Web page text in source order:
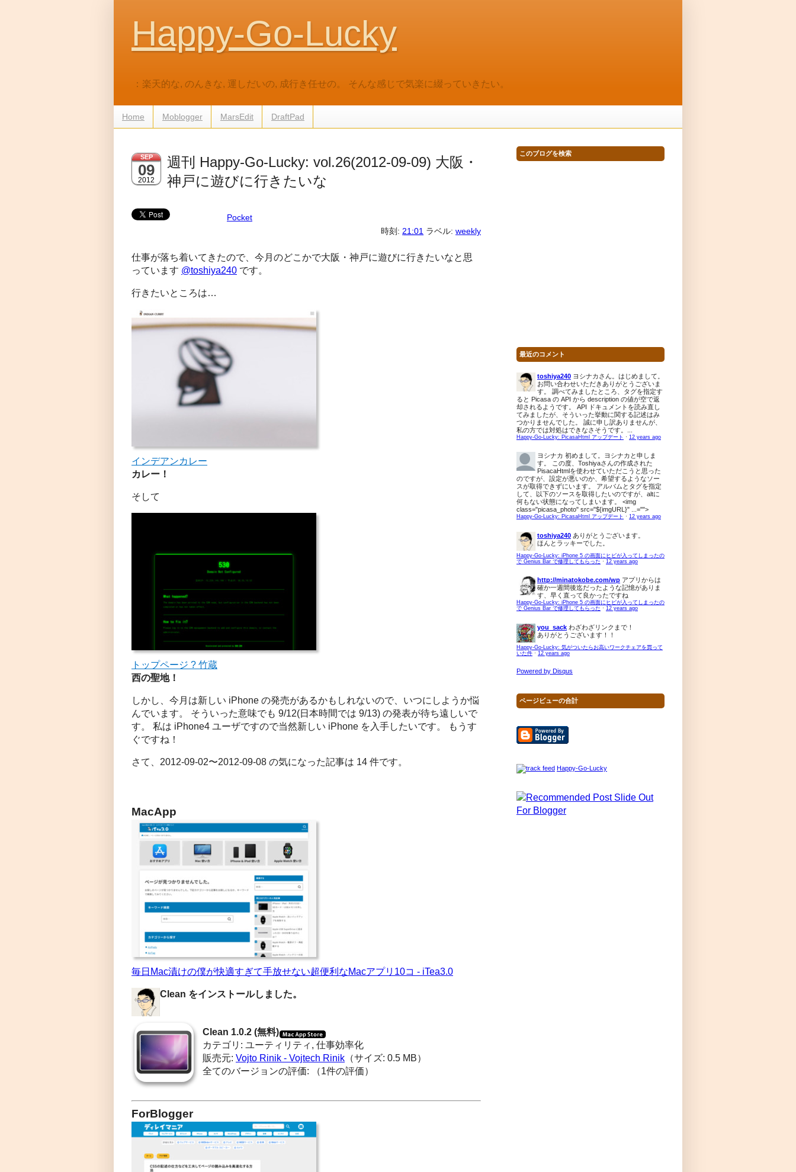
Happy-Go-Lucky
：楽天的な, のんきな, 運しだいの, 成行き任せの。 そんな感じで気楽に綴っていきたい。
Home Moblogger MarsEdit DraftPad
SEP
09
2012
週刊 Happy-Go-Lucky: vol.26(2012-09-09) 大阪・
神戸に遊びに行きたいな
Pocket
時刻: 21:01 ラベル: weekly
仕事が落ち着いてきたので、今月のどこかで大阪・神戸に遊びに行きたいなと思
っています @toshiya240 です。
行きたいところは…
インデアンカレー
カレー！
そして
トップページ ? 竹蔵
西の聖地！
しかし、今月は新しい iPhone の発売があるかもしれないので、いつにしようか悩
んでいます。 そういった意味でも 9/12(日本時間では 9/13) の発表が待ち遠しいで
す。 私は iPhone4 ユーザですので当然新しい iPhone を入手したいです。 もうす
ぐですね！
さて、2012-09-02〜2012-09-08 の気になった記事は 14 件です。
MacApp
毎日Mac漬けの僕が快適すぎて手放せない超便利なMacアプリ10コ - iTea3.0
Clean をインストールしました。
Clean 1.0.2 (無料)
カテゴリ: ユーティリティ, 仕事効率化
販売元: Vojto Rinik - Vojtech Rinik （サイズ: 0.5 MB）
全てのバージョンの評価:
（1件の評価）
ForBlogger
このブログを検索
最近のコメント
toshiya240 ヨシナカさん。はじめまして。
お問い合わせいただきありがとうございま
す。 調べてみましたところ、タグを指定す
ると Picasa の API から description の値が空で返
却されるようです。 API ドキュメントを読み直し
てみましたが、そういった挙動に関する記述はみ
つかりませんでした。 誠に申し訳ありませんが、
私の方では対処はできなさそうです。...
Happy-Go-Lucky: PicasaHtml アップデート · 12 years ago
ヨシナカ 初めまして。ヨシナカと申しま
す。 この度、Toshiyaさんの作成された
PisacaHtmlを使わせていただこうと思った
のですが、設定が悪いのか、希望するようなソー
スが取得できずにいます。 アルバムとタグを指定
して、以下のソースを取得したいのですが、altに
何もない状態になってしまいます。 <img
class="picasa_photo" src="${imgURL}" ...="">
Happy-Go-Lucky: PicasaHtml アップデート · 12 years ago
toshiya240 ありがとうございます。
ほんとラッキーでした。
Happy-Go-Lucky: iPhone 5 の画面にヒビが入ってしまったの
で Genius Bar で修理してもらった · 12 years ago
http://minatokobe.com/wp アプリからは
確か一週間後迄だったような記憶がありま
す、早く直って良かったですね
Happy-Go-Lucky: iPhone 5 の画面にヒビが入ってしまったの
で Genius Bar で修理してもらった · 12 years ago
you_sack わざわざリンクまで！
ありがとうございます！！
Happy-Go-Lucky: 気がついたらお高いワークチェアを買って
いた件 · 12 years ago
Powered by Disqus
ページビューの合計
Happy-Go-Lucky